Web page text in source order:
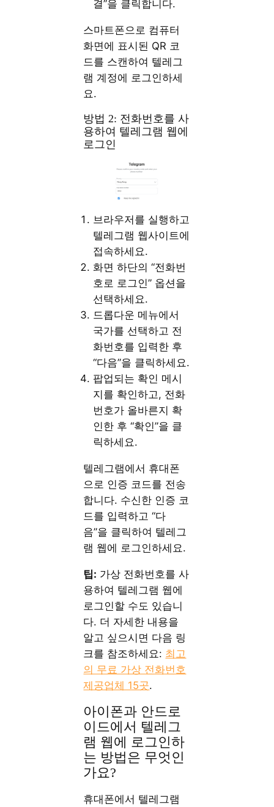
결”을 클릭합니다.
스마트폰으로 컴퓨터
화면에 표시된 QR 코
드를 스캔하여 텔레그
램 계정에 로그인하세
요.
방법 2: 전화번호를 사
용하여 텔레그램 웹에
로그인
브라우저를 실행하고
텔레그램 웹사이트에
접속하세요.
화면 하단의 “전화번
호로 로그인” 옵션을
선택하세요.
드롭다운 메뉴에서
국가를 선택하고 전
화번호를 입력한 후
“다음”을 클릭하세요.
팝업되는 확인 메시
지를 확인하고, 전화
번호가 올바른지 확
인한 후 “확인”을 클
릭하세요.
텔레그램에서 휴대폰
으로 인증 코드를 전송
합니다. 수신한 인증 코
드를 입력하고 “다
음”을 클릭하여 텔레그
램 웹에 로그인하세요.
팁: 가상 전화번호를 사
용하여 텔레그램 웹에
로그인할 수도 있습니
다. 더 자세한 내용을
알고 싶으시면 다음 링
크를 참조하세요: 최고
의 무료 가상 전화번호
제공업체 15곳.
아이폰과 안드로
이드에서 텔레그
램 웹에 로그인하
는 방법은 무엇인
가요?
휴대폰에서 텔레그램